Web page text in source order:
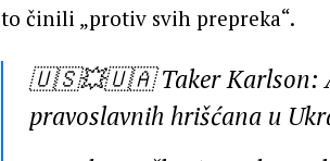
to činili „protiv svih prepreka“.
🇺🇸💥🇺🇦 Taker Karlson:
pravoslavnih hrišćana u